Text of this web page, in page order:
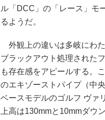
ル「DCC」の「レース」モ
るようだ。
外観上の違いは多岐にわ
ブラックアウト処理された
も存在感をアピールする。
のエキゾーストパイプ（中
ベースモデルのゴルフ ヴァ
上高は130mmと10mmダウ